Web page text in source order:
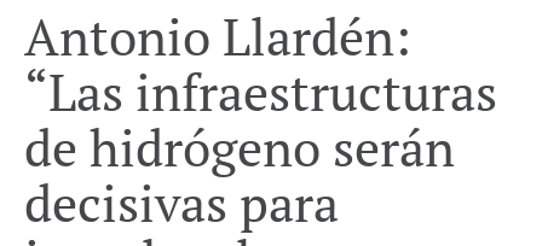
Antonio Llardén:
“Las infraestructuras
de hidrógeno serán
decisivas para